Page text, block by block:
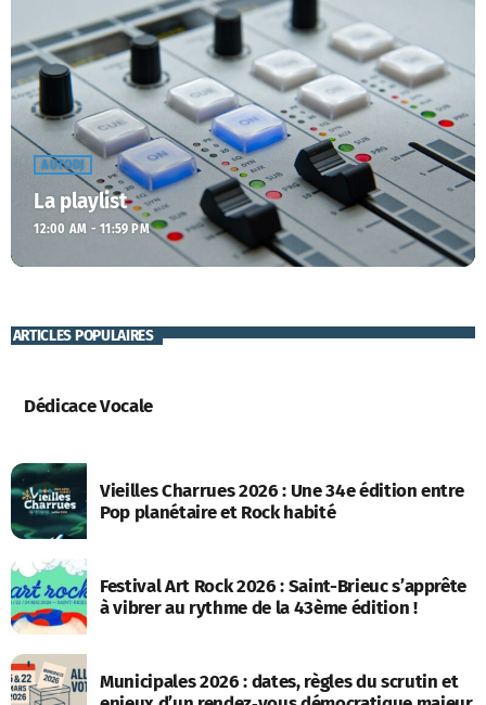
AUTODJ
La playlist
12:00 AM - 11:59 PM
ARTICLES POPULAIRES
Dédicace Vocale
Vieilles Charrues 2026 : Une 34e édition entre
Pop planétaire et Rock habité
Festival Art Rock 2026 : Saint-Brieuc s’apprête
à vibrer au rythme de la 43ème édition !
Municipales 2026 : dates, règles du scrutin et